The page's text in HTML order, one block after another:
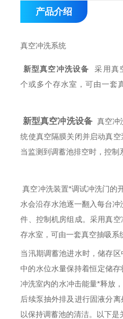
产品介绍
真空冲洗系统
新型真空冲洗设备
采用真
个或多个存水室，可由一套
新型真空冲洗设备 真空冲
统使真空隔膜关闭并启动真
当监测到调蓄池排空时，控制
真空冲洗装置*调试冲洗门的
水会沿存水池逐一翻入每台
件、控制机房组成。采用真
存水室，可由一套真空抽吸系
当汛期调蓄池进水时，储存
中的水位水量保持着恒定储
冲洗室内的水冲击能量*释放
后续泵抽外排及进行固液分离
以保持调蓄池的清洁。以下